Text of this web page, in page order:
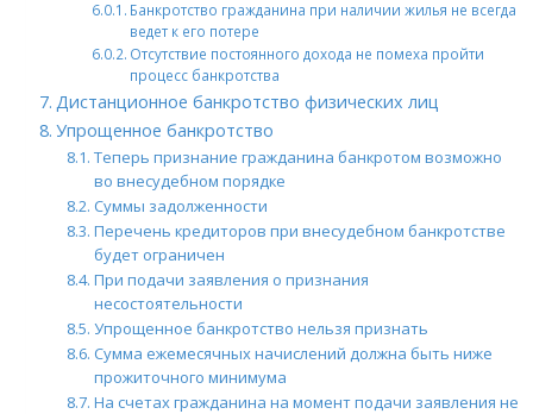
Банкротство гражданина при наличии жилья не всегда
ведет к его потере
Отсутствие постоянного дохода не помеха пройти
процесс банкротства
Дистанционное банкротство физических лиц
Упрощенное банкротство
Теперь признание гражданина банкротом возможно
во внесудебном порядке
Суммы задолженности
Перечень кредиторов при внесудебном банкротстве
будет ограничен
При подачи заявления о признания
несостоятельности
Упрощенное банкротство нельзя признать
Сумма ежемесячных начислений должна быть ниже
прожиточного минимума
На счетах гражданина на момент подачи заявления не